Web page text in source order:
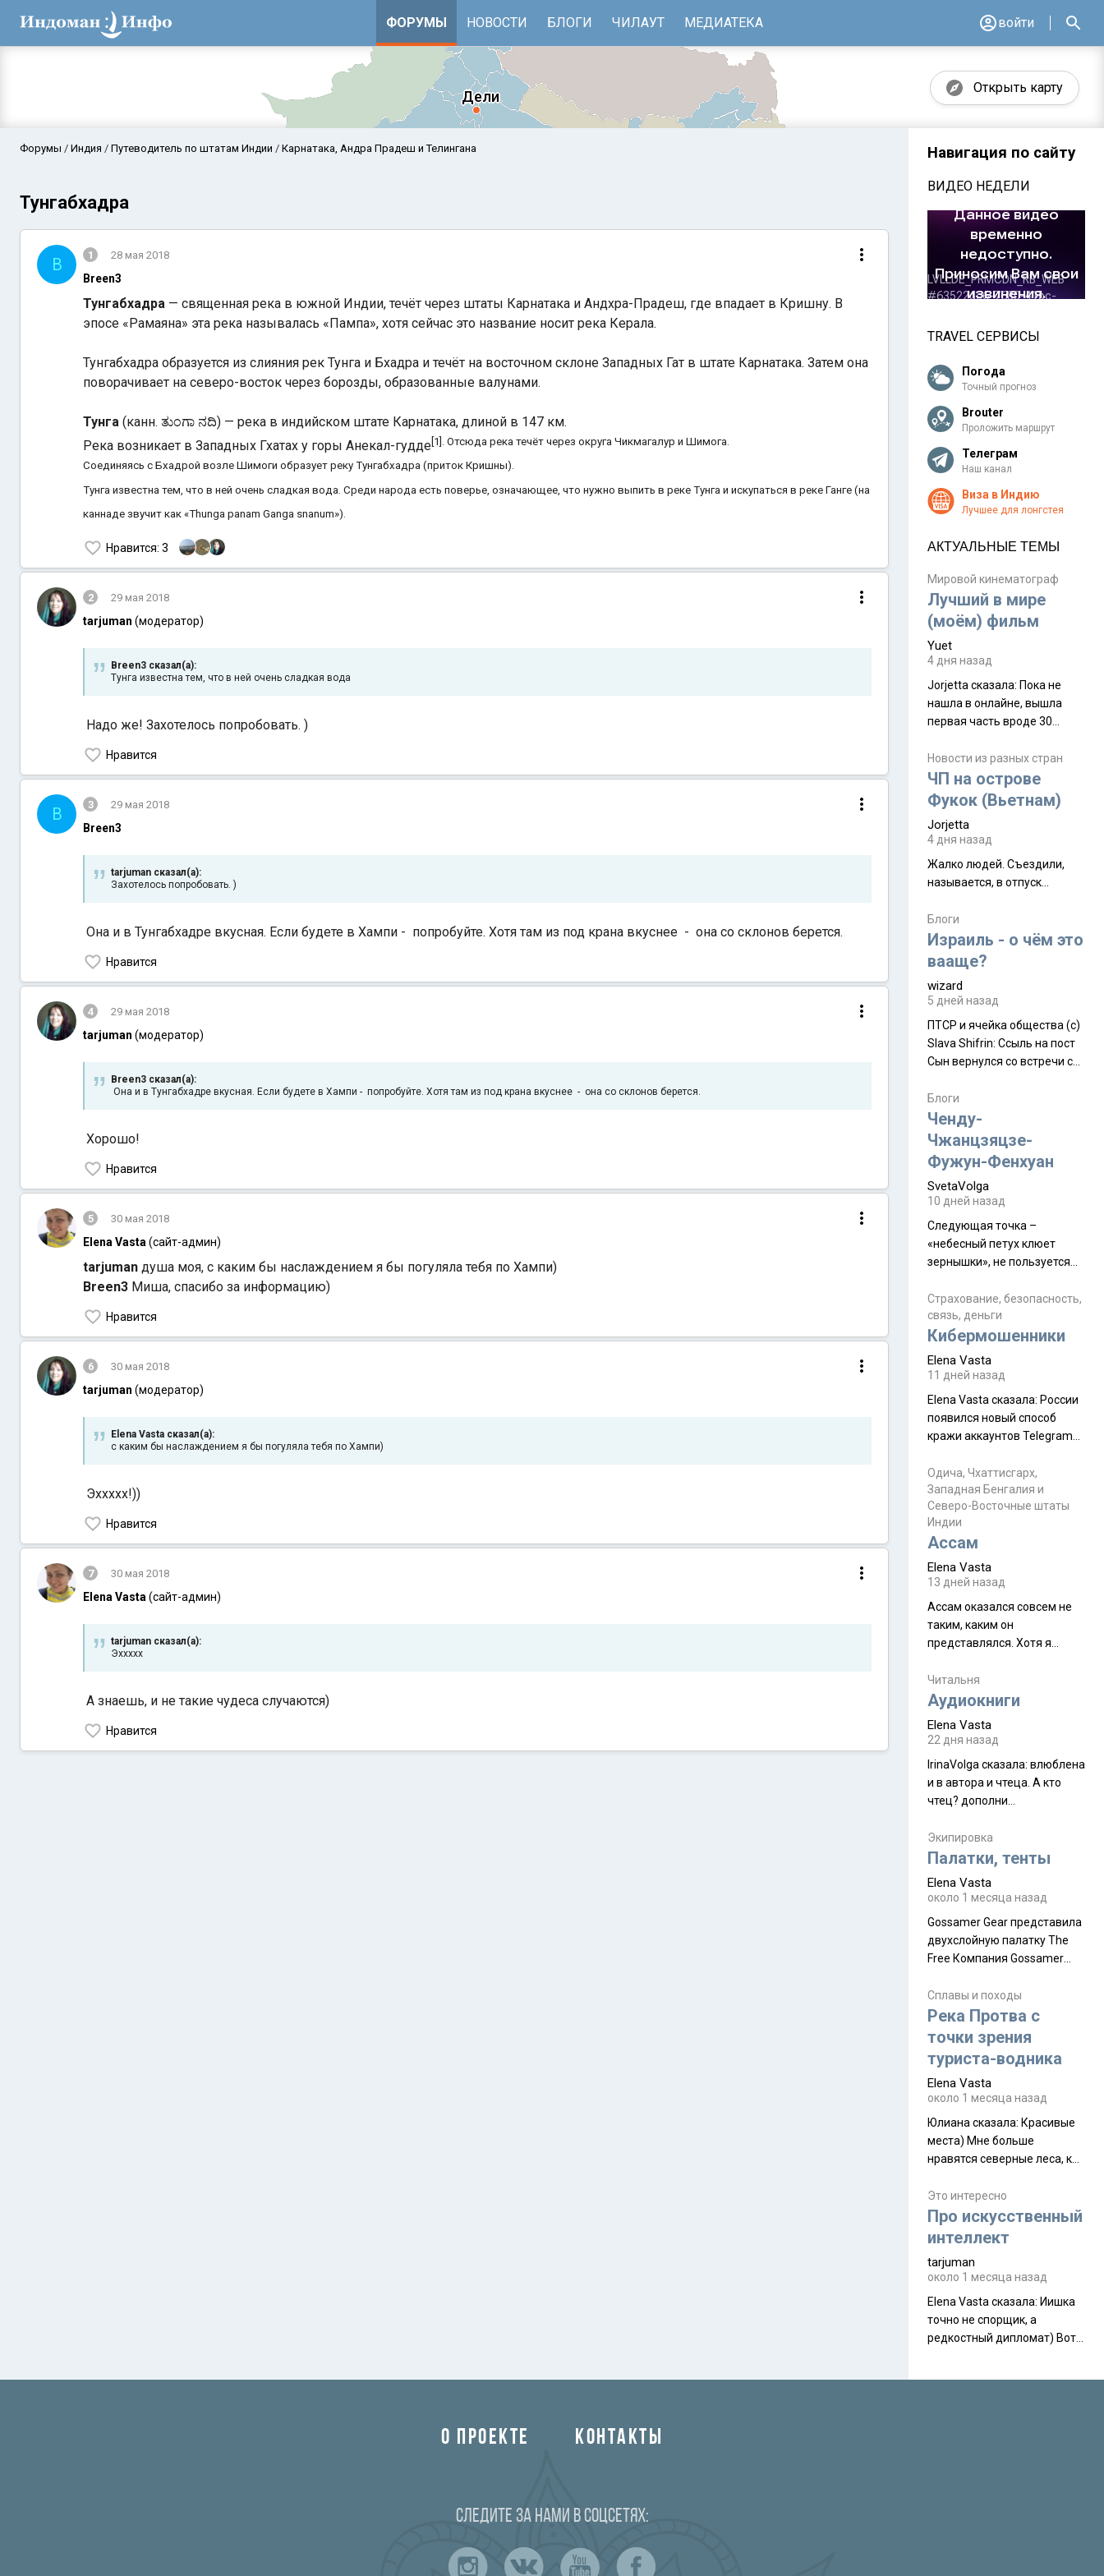
ФОРУМЫ НОВОСТИ БЛОГИ ЧИЛАУТ МЕДИАТЕКА войти
Открыть карту
Аравийское море Бенгальский залив
Индийский океан
Форумы Индия Путеводитель по штатам Индии Карнатака, Андра Прадеш и Телингана
Тунгабхадра
B 1 28 мая 2018
Breen3
Тунгабхадра — священная река в южной Индии, течёт через штаты Карнатака и Андхра-Прадеш, где впадает в Кришну. В
эпосе «Рамаяна» эта река называлась «Пампа», хотя сейчас это название носит река Керала.
Тунгабхадра образуется из слияния рек Тунга и Бхадра и течёт на восточном склоне Западных Гат в штате Карнатака. Затем она
поворачивает на северо-восток через борозды, образованные валунами.
Тунга (канн. ತುಂಗಾ ನದಿ) — река в индийском штате Карнатака, длиной в 147 км.
Река возникает в Западных Гхатах у горы Анекал-гудде [1]. Отсюда река течёт через округа Чикмагалур и Шимога.
Соединяясь с Бхадрой возле Шимоги образует реку Тунгабхадра (приток Кришны).
Тунга известна тем, что в ней очень сладкая вода. Среди народа есть поверье, означающее, что нужно выпить в реке Тунга и искупаться в реке Ганге (на
каннаде звучит как «Thunga panam Ganga snanum»).
Нравится: 3
2 29 мая 2018
tarjuman (модератор)
Breen3 сказал(а):
Тунга известна тем, что в ней очень сладкая вода
Надо же! Захотелось попробовать. )
Нравится
B 3 29 мая 2018
Breen3
tarjuman сказал(а):
Захотелось попробовать. )
Она и в Тунгабхадре вкусная. Если будете в Хампи - попробуйте. Хотя там из под крана вкуснее - она со склонов берется.
Нравится
4 29 мая 2018
tarjuman (модератор)
Breen3 сказал(а):
Она и в Тунгабхадре вкусная. Если будете в Хампи - попробуйте. Хотя там из под крана вкуснее - она со склонов берется.
Хорошо!
Нравится
5 30 мая 2018
Elena Vasta(сайт-админ)
tarjuman душа моя, с каким бы наслаждением я бы погуляла тебя по Хампи)
Breen3 Миша, спасибо за информацию)
Нравится
6 30 мая 2018
tarjuman (модератор)
Elena Vasta сказал(а):
с каким бы наслаждением я бы погуляла тебя по Хампи)
Эххххх!))
Нравится
7 30 мая 2018
Elena Vasta(сайт-админ)
tarjuman сказал(а):
Эххххх
А знаешь, и не такие чудеса случаются)
Нравится
Навигация по сайту
ВИДЕО НЕДЕЛИ
TRAVEL СЕРВИСЫ
Погода
Точный прогноз
Brouter
Проложить маршрут
Телеграм
Наш канал
Виза в Индию
Лучшее для лонгстея
АКТУАЛЬНЫЕ ТЕМЫ
Мировой кинематограф
Лучший в мире
(моём) фильм
Yuet
4 дня назад
Jorjetta сказалa: Пока не
нашла в онлайне, вышла
первая часть вроде 30
Дивали 8 ноября.
Новости из разных стран
ЧП на острове
Фукок (Вьетнам)
Jorjetta
4 дня назад
Жалко людей. Съездили,
называется, в отпуск...
Блоги
Израиль - о чём это
вааще?
wizard
5 дней назад
ПТСР и ячейка общества (с)
Slava Shifrin: Ссыль на пост
Сын вернулся со встречи с
уже, как демобилизовались,
а продолжают встречаться
почти каждую неделю) и с
порога сообщил: "Эйтан
разводится!" Эйтан -
мальчик из религиозной
семьи, из тех, кого называют
"вязаные кипы". С 2022-го
Блоги
Ченду-
Чжанцзяцзе-
Фужун-Фенхуан
SvetaVolga
10 дней назад
Следующая точка –
«небесный петух клюет
зернышки», не пользуется
заслужено, и чтобы попасть
на начало тропы показали
водителю карту, иначе
Пошли туда, потому что я
отзывов. По мне – сплошная
физуха, долгий спуск, потом
подъем по этому же пути.
Пока
Страхование, безопасность,
связь, деньги
Кибермошенники
Elena Vasta
11 дней назад
Elena Vasta сказалa: России
появился новый способ
кражи аккаунтов Telegram
Прочитайте! У моих двух
знакомых вот так увели
аккаунты
Одича, Чхаттисгарх,
Западная Бенгалия и
Северо-Восточные штаты
Индии
Ассам
Elena Vasta
13 дней назад
Ассам оказался совсем не
таким, каким он
представлялся. Хотя я
краешек, но все же схватила
ауру штата, как-то он меня
природа, мягкие
такая как бы переходная
ступень между привычной
нам Индией и остальными
надеюсь увидеть.
Читальня
Аудиокниги
Elena Vasta
22 дня назад
IrinaVolga сказалa: влюблена
и в автора и чтеца. А кто
чтец? дополни
Экипировка
Палатки, тенты
Elena Vasta
около 1 месяца назад
Gossamer Gear представила
двухслойную палатку The
Free Компания Gossamer
туристическую палатку The
Free, которая стала первой
ультралегкой моделью в
ассортименте
производителя. Новинка
получила двухслойную
конструкцию с отдельным
внешним тентом и сетчатой
внутренней палаткой, а ее
комплектации составляет
около 845 г. Палатка весит
менее
Сплавы и походы
Река Протва с
точки зрения
туриста-водника
Elena Vasta
около 1 месяца назад
Юлиана сказалa: Красивые
места) Мне больше
нравятся северные леса, как
южной тайги
Это интересно
Про искусственный
интеллект
tarjuman
около 1 месяца назад
Elena Vasta сказалa: Иишка
точно не спорщик, а
редкостный дипломат) Вот,
О ПРОЕКТЕ КОНТАКТЫ
Следите за нами в соцсетях: